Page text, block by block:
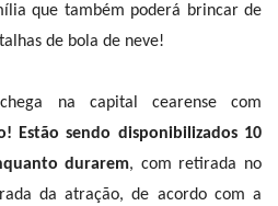
que também poderá brincar de
de bola de neve!
na capital cearense com
Estão sendo disponibilizados 10
durarem, com retirada no
da atração, de acordo com a